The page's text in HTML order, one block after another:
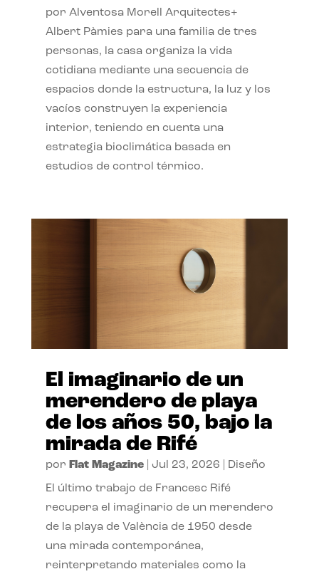
por Alventosa Morell Arquitectes+
Albert Pàmies para una familia de tres
personas, la casa organiza la vida
cotidiana mediante una secuencia de
espacios donde la estructura, la luz y los
vacíos construyen la experiencia
interior, teniendo en cuenta una
estrategia bioclimática basada en
estudios de control térmico.
El imaginario de un
merendero de playa
de los años 50, bajo la
mirada de Rifé
por Flat Magazine| Jul 23, 2026 Diseño
El último trabajo de Francesc Rifé
recupera el imaginario de un merendero
de la playa de València de 1950 desde
una mirada contemporánea,
reinterpretando materiales como la